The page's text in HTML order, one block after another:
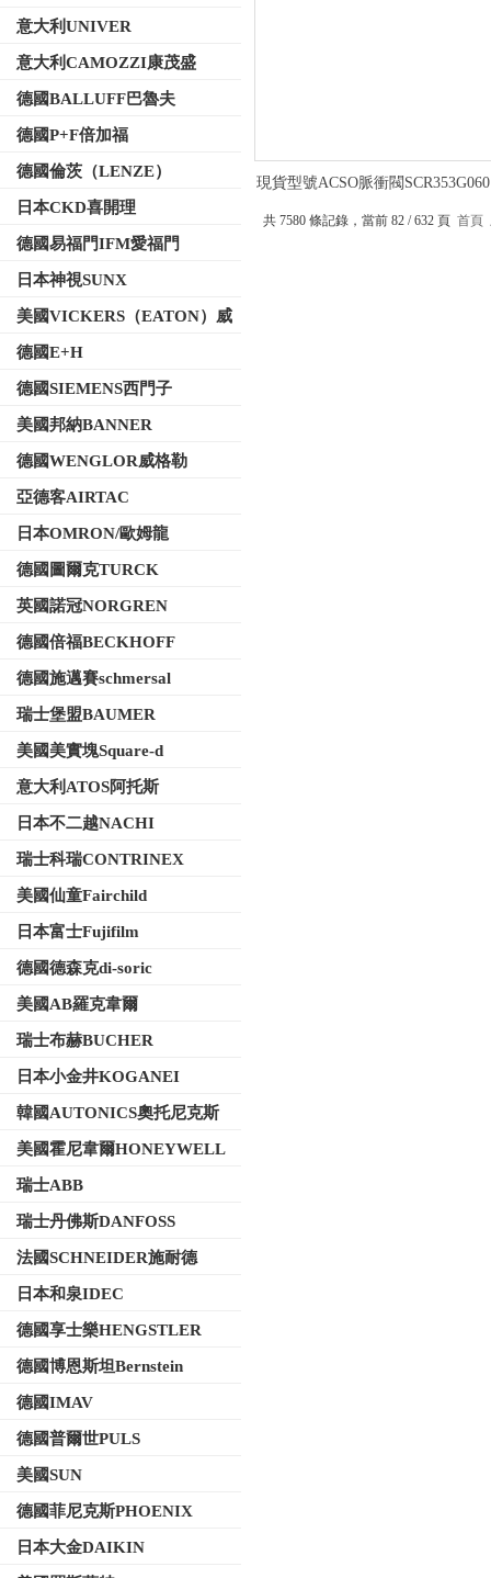
意大利UNIVER
意大利CAMOZZI康茂盛
德國BALLUFF巴魯夫
德國P+F倍加福
德國倫茨（LENZE）
日本CKD喜開理
德國易福門IFM愛福門
日本神視SUNX
美國VICKERS（EATON）威
格士
德國E+H
德國SIEMENS西門子
美國邦納BANNER
德國WENGLOR威格勒
亞德客AIRTAC
日本OMRON/歐姆龍
德國圖爾克TURCK
英國諾冠NORGREN
德國倍福BECKHOFF
德國施邁賽schmersal
瑞士堡盟BAUMER
美國美實塊Square-d
意大利ATOS阿托斯
日本不二越NACHI
瑞士科瑞CONTRINEX
美國仙童Fairchild
日本富士Fujifilm
德國德森克di-soric
美國AB羅克韋爾
瑞士布赫BUCHER
日本小金井KOGANEI
韓國AUTONICS奧托尼克斯
美國霍尼韋爾HONEYWELL
瑞士ABB
瑞士丹佛斯DANFOSS
法國SCHNEIDER施耐德
日本和泉IDEC
德國享士樂HENGSTLER
德國博恩斯坦Bernstein
德國IMAV
德國普爾世PULS
美國SUN
德國菲尼克斯PHOENIX
日本大金DAIKIN
現貨型號ACSO脈衝閥
共 7580 條記錄，當前 82 / 632 頁 首頁